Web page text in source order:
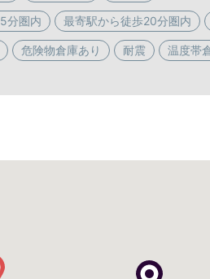
分圏内 最寄駅から徒歩20分圏内
危険物倉庫あり 耐震 温度帯